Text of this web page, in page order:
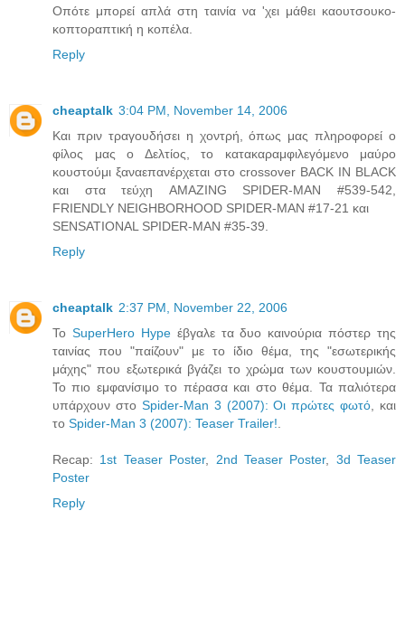
Οπότε μπορεί απλά στη ταινία να 'χει μάθει καουτσουκο-
κοπτοραπτική η κοπέλα.
Reply
cheaptalk 3:04 PM, November 14, 2006
Και πριν τραγουδήσει η χοντρή, όπως μας πληροφορεί ο
φίλος μας ο Δελτίος, το κατακαραμφιλεγόμενο μαύρο
κουστούμι ξαναεπανέρχεται στο crossover BACK IN BLACK
και στα τεύχη AMAZING SPIDER-MAN #539-542,
FRIENDLY NEIGHBORHOOD SPIDER-MAN #17-21 και
SENSATIONAL SPIDER-MAN #35-39.
Reply
cheaptalk 2:37 PM, November 22, 2006
Το SuperHero Hypeέβγαλε τα δυο καινούρια πόστερ της
ταινίας που "παίζουν" με το ίδιο θέμα, της "εσωτερικής
μάχης" που εξωτερικά βγάζει το χρώμα των κουστουμιών.
Το πιο εμφανίσιμο το πέρασα και στο θέμα. Τα παλιότερα
υπάρχουν στo Spider-Man 3 (2007): Οι πρώτες φωτό , και
το Spider-Man 3 (2007): Teaser Trailer!
Recap: 1st Teaser Poster, 2nd Teaser Poster, 3d Teaser
Poster
Reply